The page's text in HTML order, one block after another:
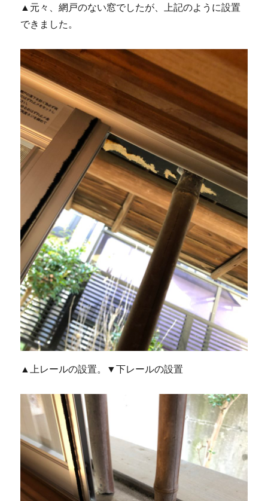
▲元々、網戸のない窓でしたが、上記のように設置
できました。
▲上レールの設置。▼下レールの設置